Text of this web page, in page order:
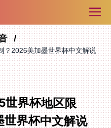
？2026美加墨世界杯中文解说
世界杯地区限
界杯中文解说